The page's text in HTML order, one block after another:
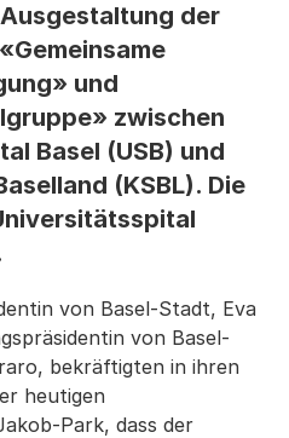
der
und
zwischen
Basel (USB) und
(KSBL). Die
von Basel-Stadt, Eva
von Basel-
bekräftigten in ihren
heutigen
Park, dass der